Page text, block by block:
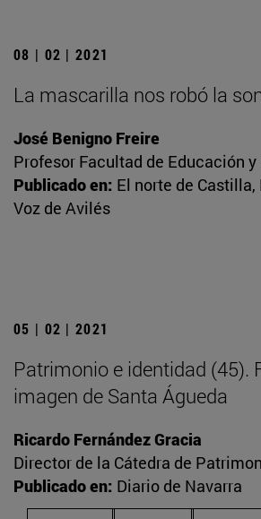
08 | 02 | 2021
La mascarilla nos robó la
José Benigno Freire
Profesor Facultad de Educación
Publicado en: El norte de
Voz de Avilés
05 | 02 | 2021
Patrimonio e identidad (45).
imagen de Santa Águeda
Ricardo Fernández Gracia
Director de la Cátedra de
Publicado en: Diario de Navarra